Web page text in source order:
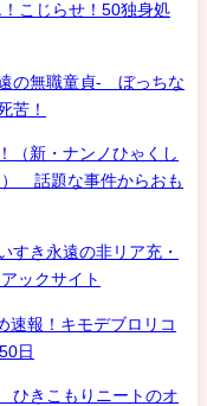
こじらせ！50独身処
の無職童貞- ぼっちな
苦！
（新・ナンノひゃくし
） 話題な事件からおも
すき永遠の非リア充・
ックサイト
速報！キモデブロリコ
日
ひきこもりニートのオ